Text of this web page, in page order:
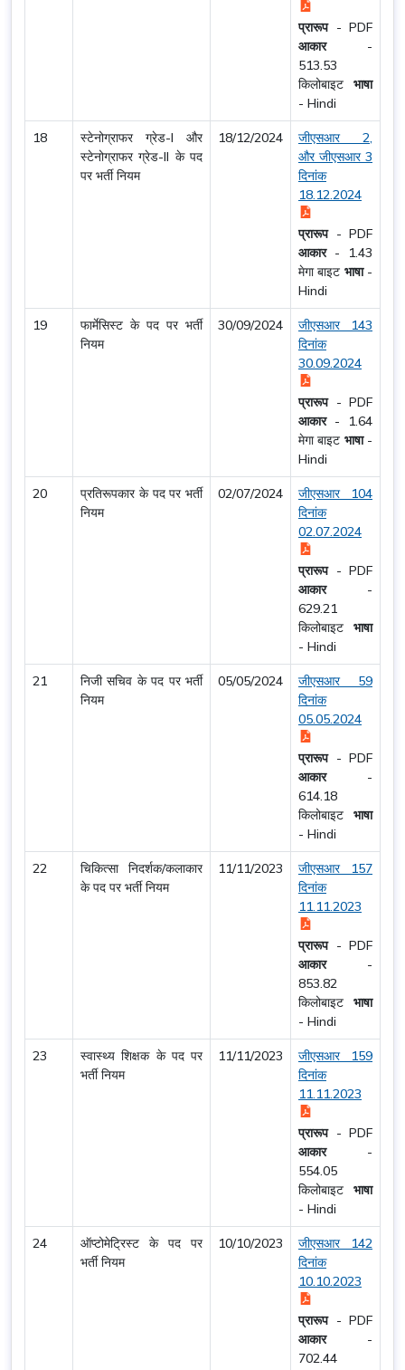
प्रारूप- PDF
आकार -
513.53
किलोबाइट भाषा
- Hindi
18
स्टेनोग्राफर ग्रेड-I और
स्टेनोग्राफर ग्रेड-II के पद
पर भर्ती नियम
18/12/2024
जीएसआर 2,
और जीएसआर 3
दिनांक
18.12.2024
प्रारूप- PDF
आकार -
1.43
मेगा बाइट भाषा-
Hindi
19
फार्मेसिस्ट के पद पर भर्ती
नियम
30/09/2024
जीएसआर 143
दिनांक
30.09.2024
प्रारूप- PDF
आकार -
1.64
मेगा बाइट भाषा-
Hindi
20
प्रतिरूपकार के पद पर भर्ती
नियम
02/07/2024
जीएसआर 104
दिनांक
02.07.2024
प्रारूप- PDF
आकार -
629.21
किलोबाइट भाषा
- Hindi
21
निजी सचिव के पद पर भर्ती
नियम
05/05/2024
जीएसआर 59
दिनांक
05.05.2024
प्रारूप- PDF
आकार -
614.18
किलोबाइट भाषा
- Hindi
22
चिकित्सा निदर्शक/कलाकार
के पद पर भर्ती नियम
11/11/2023
जीएसआर 157
दिनांक
11.11.2023
प्रारूप- PDF
आकार -
853.82
किलोबाइट भाषा
- Hindi
23
स्वास्थ्य शिक्षक के पद पर
भर्ती नियम
11/11/2023
जीएसआर 159
दिनांक
11.11.2023
प्रारूप- PDF
आकार -
554.05
किलोबाइट भाषा
- Hindi
24
ऑप्टोमेट्रिस्ट के पद पर
भर्ती नियम
10/10/2023
जीएसआर 142
दिनांक
10.10.2023
प्रारूप- PDF
आकार -
702.44